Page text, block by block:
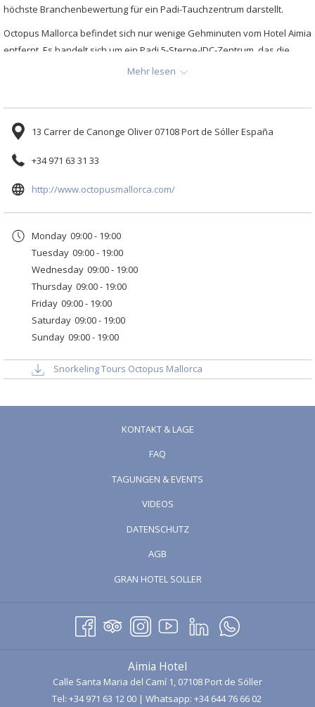
wird
der
höchste Branchenbewertung für ein Padi-Tauchzentrum darstellt.
Octopus Mallorca befindet sich nur wenige Gehminuten vom Hotel Aimia
entfernt. Es handelt sich um ein Padi 5-Sterne-IDC-Zentrum, das die
höchste Branchenbewertung für ein Padi-Tauchzentrum darstellt.
zu einer unvergesslichen Erfahrung zu machen, wobei
sie sich auf sehr hohe Qualitäts- und
Sicherheitsstandards verlassen.
Zusätzlich zu allen Padi-Tauchkursen und
Tauchausflügen bieten sie auch eine große Auswahl an
Schnorchelausflügen mit dem Boot an, die sich perfekt für
Familienaktivitäten eignen. Verpassen Sie nicht die Chance, den besten
Teil unserer Insel mit echten Profis zu sehen.
Unser General Manager (Flavio Mirabella) ist ein sehr erfahrener
Taucher und steht Ihnen mit seinen Ratschlägen zum Tauchen und
Schnorcheln jederzeit gerne zur Verfügung, also zögern Sie bitte nicht,
uns zu fragen.
Mehr lesen
13 Carrer de Canonge Oliver 07108 Port de Sóller España
+34 971 63 31 33
http://www.octopusmallorca.com/Öffnet
Monday 09:00 - 19:00
Tuesday 09:00 - 19:00
Wednesday 09:00 - 19:00
Thursday 09:00 - 19:00
Friday 09:00 - 19:00
Saturday 09:00 - 19:00
Sunday 09:00 - 19:00
Snorkeling Tours Octopus Mallorca
KONTAKT & LAGE
FAQ
TAGUNGEN & EVENTS
VIDEOSÖFFNET
DATENSCHUTZ
AGB
GRAN HOTEL SOLLERÖFFNET
NEUEN
Aimia Hotel
Calle Santa Maria del Camí 1, 07108 Port de Sóller
Tel: +34 971 63 12 00| Whatsapp: +34 644 76 66 02